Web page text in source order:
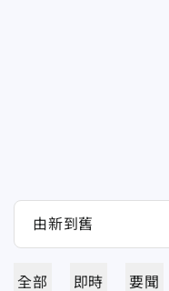
全部 即時 要聞